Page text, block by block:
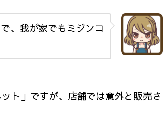
、我が家でもミジンコ
ト」ですが、店舗では意外と販売さ